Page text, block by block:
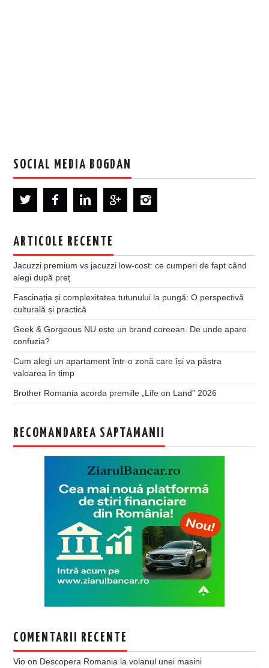
SOCIAL MEDIA BOGDAN
ARTICOLE RECENTE
Jacuzzi premium vs jacuzzi low-cost: ce cumperi de fapt când
alegi după preț
Fascinația și complexitatea tutunului la pungă: O perspectivă
culturală și practică
Geek & Gorgeous NU este un brand coreean. De unde apare
confuzia?
Cum alegi un apartament într-o zonă care își va păstra
valoarea în timp
Brother Romania acorda premiile „Life on Land” 2026
RECOMANDAREA SAPTAMANII
COMENTARII RECENTE
Vio on Descopera Romania la volanul unei masini